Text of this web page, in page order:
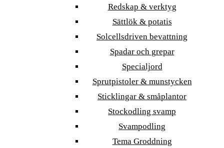
Redskap & verktyg
Sättlök & potatis
Solcellsdriven bevattning
Spadar och grepar
Specialjord
Sprutpistoler & munstycken
Sticklingar & småplantor
Stockodling svamp
Svampodling
Tema Groddning